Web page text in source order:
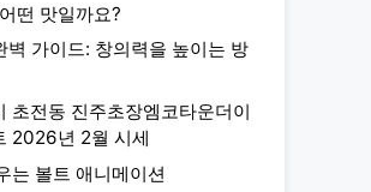
떤 맛일까요?
벽 가이드: 창의력을 높이는 방
초전동 진주초장엠코타운더이
2026년 2월 시세
는 볼트 애니메이션